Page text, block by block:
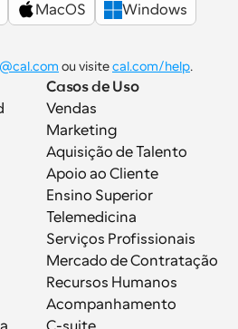
MacOS
Windows
ou visite cal.com/help.
Casos de Uso
Vendas
Marketing
Aquisição de Talento
Apoio ao Cliente
Ensino Superior
Telemedicina
Serviços Profissionais
Mercado de Contratação
Recursos Humanos
Acompanhamento